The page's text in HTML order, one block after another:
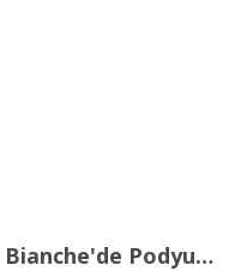
Kristen Faulkner, Strade Bianche'de Podyuma Çıkmayı Başardı!